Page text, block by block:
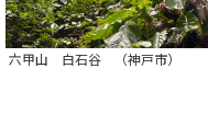
六甲山 白石谷 （神戸市）